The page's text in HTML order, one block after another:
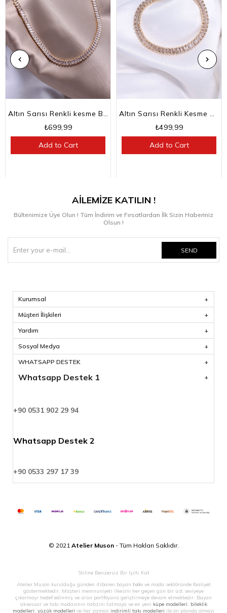
Altın Sarısı Renkli kesme Baget Taşlı Su Yolu Choker Kolye
₺699,99
Add to Cart
Altın Sarısı Renkli Kesme Baget Taşlı Su Yolu Bileklik
₺499,99
Add to Cart
AİLEMİZE KATILIN !
Bültenimize Üye Olun ! Tüm İndirim ve Fırsatlardan İlk Sizin Haberiniz
Olsun !
SEND
Kurumsal
Müşteri İlişkileri
Yardım
Sosyal Medya
WHATSAPP DESTEK
Whatsapp Destek 1
+90 0531 902 29 94
Whatsapp Destek 2
+90 0533 297 17 39
© 2021 Atelier Muson- Tüm Hakları Saklıdır.
Stiline Benzersiz Bir Işıltı Kat
Atelier Muson kurulduğu günden itibaren bayan takı ve moda sektöründe faaliyet
göstermektedir. Müşteri memnuniyeti ilkesini her geçen gün bir üst seviyeye
çıkarmayı hedef edinmiş ve ürün portföyünü geliştirmeye devam etmektedir. Bayan
aksesuar ve takı modasının nabzını tutmaya ve en yeni küpe modelleri, bileklik
modelleri, yüzük modelleri ve her zaman indirimli takı modelleri ile ön planda olmayı